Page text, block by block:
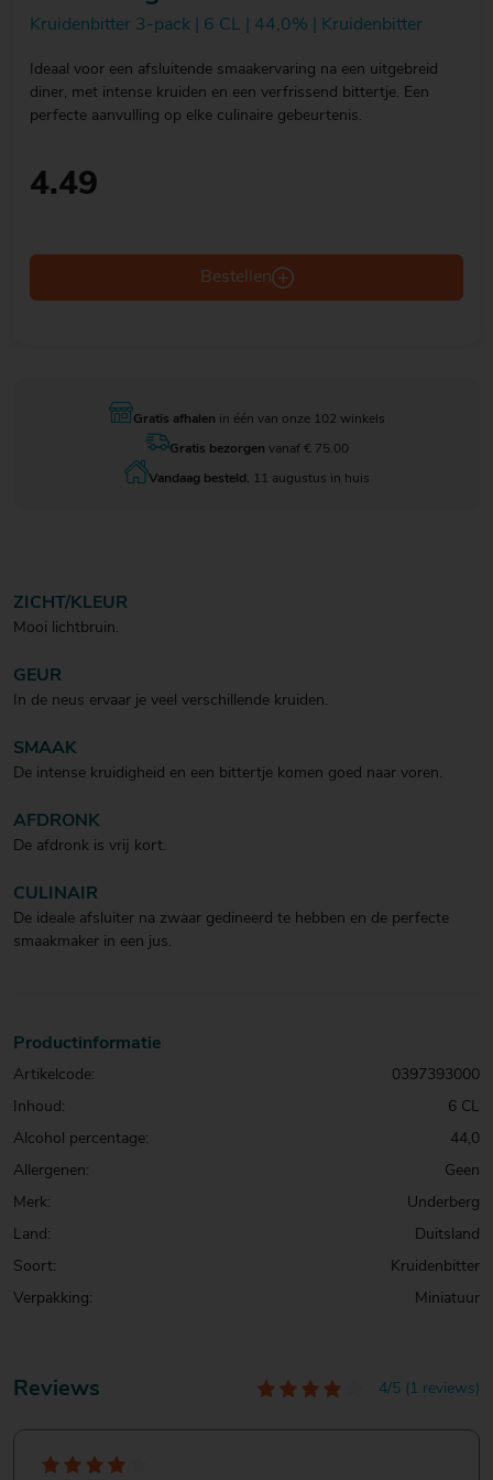
Kruidenbitter 3-pack | 6 CL | 44,0% | Kruidenbitter
Ideaal voor een afsluitende smaakervaring na een uitgebreid
diner, met intense kruiden en een verfrissend bittertje. Een
perfecte aanvulling op elke culinaire gebeurtenis.
4.49
Bestellen
Gratis afhalen in één van onze 102 winkels
Gratis bezorgen vanaf € 75.00
Vandaag besteld , 11 augustus in huis
ZICHT/KLEUR
Mooi lichtbruin.
GEUR
In de neus ervaar je veel verschillende kruiden.
SMAAK
De intense kruidigheid en een bittertje komen goed naar voren.
AFDRONK
De afdronk is vrij kort.
CULINAIR
De ideale afsluiter na zwaar gedineerd te hebben en de perfecte
smaakmaker in een jus.
Reviews 4/5 (1 reviews)
Productinformatie
Artikelcode:
0397393000
Inhoud:
6 CL
Alcohol percentage:
44,0
Allergenen:
Geen
Merk:
Underberg
Land:
Duitsland
Soort:
Kruidenbitter
Verpakking:
Miniatuur